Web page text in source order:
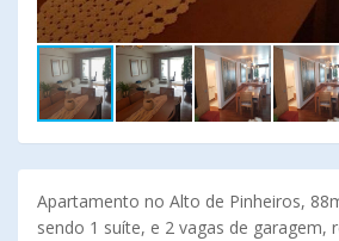
Apartamento no Alto de Pinheiros,
sendo 1 suíte, e 2 vagas de garagem,